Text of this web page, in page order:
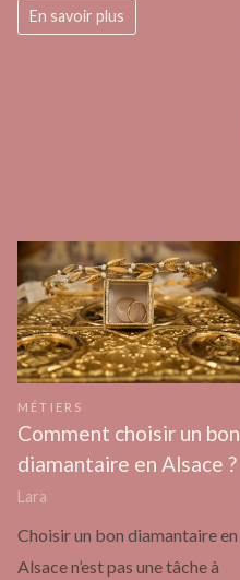
En savoir plus
MÉTIERS
Comment choisir un bon
diamantaire en Alsace ?
Lara
Choisir un bon diamantaire en
Alsace n’est pas une tâche à